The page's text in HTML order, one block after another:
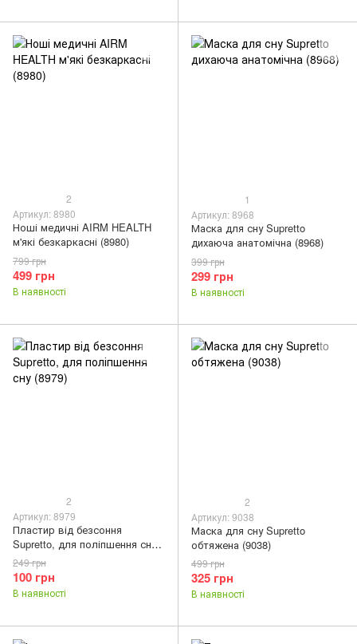
2
Артикул: 8980
Ноші медичні AIRM HEALTH
м'які безкаркасні (8980)
499 грн
799 грн
В наявності
1
Артикул: 8968
Маска для сну Supretto
дихаюча анатомічна (8968)
299 грн
399 грн
В наявності
2
Артикул: 8979
Пластир від безсоння
Supretto, для поліпшення сну
(8979)
100 грн
249 грн
В наявності
2
Артикул: 9038
Маска для сну Supretto
обтяжена (9038)
325 грн
499 грн
В наявності